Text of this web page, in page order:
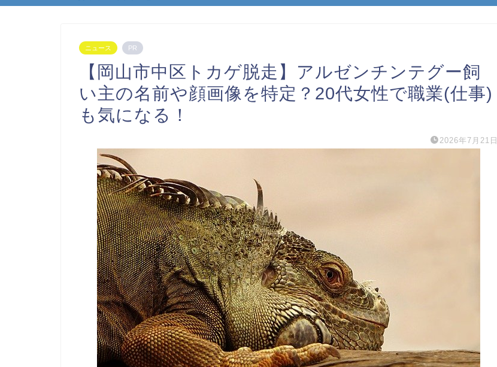
ニュース PR
【岡山市中区トカゲ脱走】アルゼンチンテグー飼
い主の名前や顔画像を特定？20代女性で職業(仕事)
も気になる！
2026年7月21日